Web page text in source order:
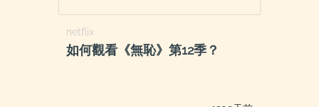
netflix
如何觀看《無恥》第12季？